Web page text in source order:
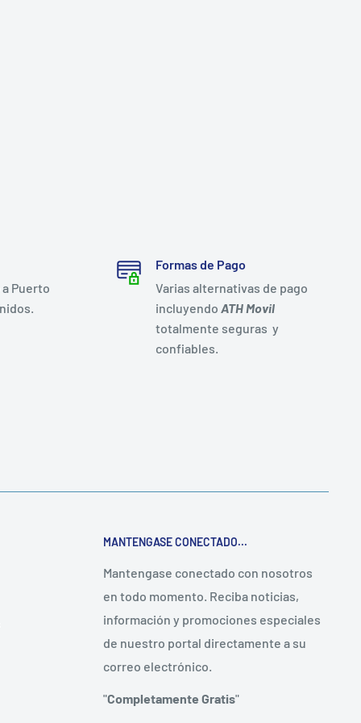
Puerto
Formas de Pago
Varias alternativas de pago
incluyendo ATH Movil
totalmente seguras y
confiables.
MANTENGASE CONECTADO...
Mantengase conectado con nosotros
en todo momento. Reciba noticias,
información y promociones especiales
de nuestro portal directamente a su
correo electrónico.
"Completamente Gratis"